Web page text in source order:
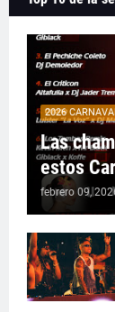
2026
Las
estos
febrero 09,